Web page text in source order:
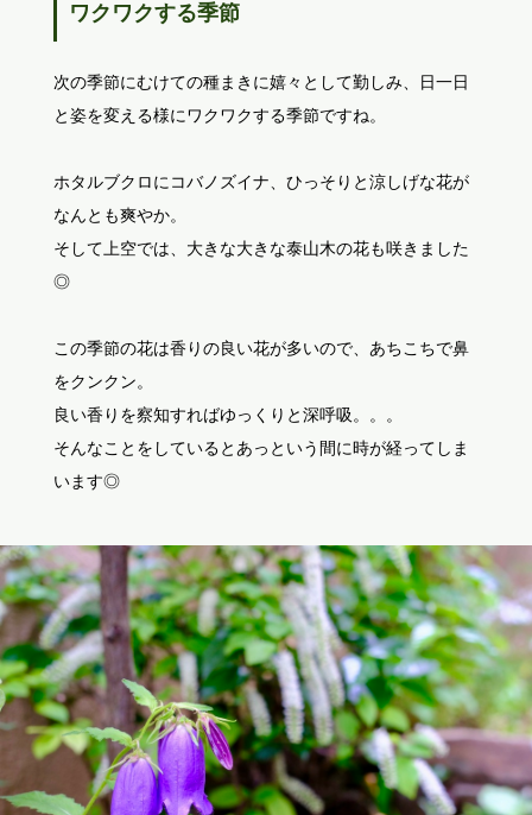
ワクワクする季節
次の季節にむけての種まきに嬉々として勤しみ、日一日
と姿を変える様にワクワクする季節ですね。
ホタルブクロにコバノズイナ、ひっそりと涼しげな花が
なんとも爽やか。
そして上空では、大きな大きな泰山木の花も咲きました
◎
この季節の花は香りの良い花が多いので、あちこちで鼻
をクンクン。
良い香りを察知すればゆっくりと深呼吸。。。
そんなことをしているとあっという間に時が経ってしま
います◎